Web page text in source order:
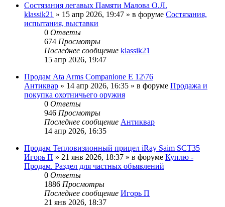
Состязания легавых Памяти Малова О.Л.
klassik21 » 15 апр 2026, 19:47 » в форуме Состязания,
испытания, выставки
0 Ответы
674 Просмотры
Последнее сообщение klassik21
15 апр 2026, 19:47
Продам Ata Arms Companionе Е 12\76
Антиквар » 14 апр 2026, 16:35 » в форуме Продажа и
покупка охотничьего оружия
0 Ответы
946 Просмотры
Последнее сообщение Антиквар
14 апр 2026, 16:35
Продам Тепловизионный прицел iRay Saim SCT35
Игорь П » 21 янв 2026, 18:37 » в форуме Куплю -
Продам. Раздел для частных объявлений
0 Ответы
1886 Просмотры
Последнее сообщение Игорь П
21 янв 2026, 18:37